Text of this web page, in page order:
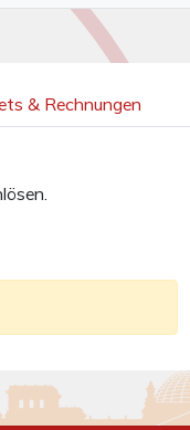
& Rechnungen